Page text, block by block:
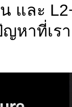
และ
หาที่เร